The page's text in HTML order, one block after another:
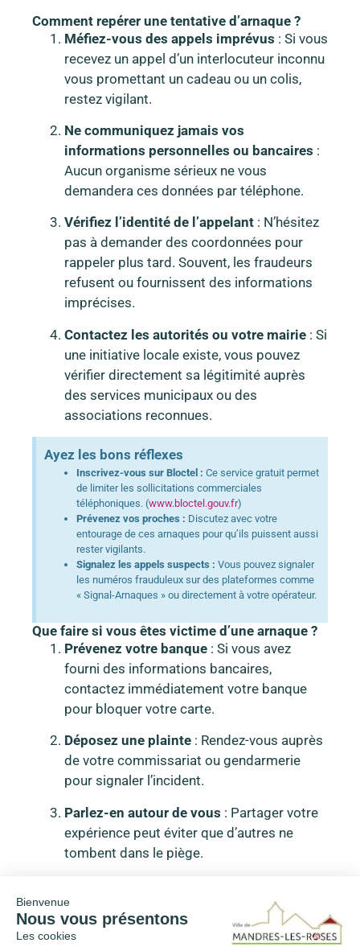
Bienvenue
Nous vous présentons
Les cookies
Comment repérer une tentative d’arnaque ?
Méfiez-vous des appels imprévus : Si vous
recevez un appel d’un interlocuteur inconnu
vous promettant un cadeau ou un colis,
restez vigilant.
Ne communiquez jamais vos
informations personnelles ou bancaires :
Aucun organisme sérieux ne vous
demandera ces données par téléphone.
Vérifiez l’identité de l’appelant : N’hésitez
pas à demander des coordonnées pour
rappeler plus tard. Souvent, les fraudeurs
refusent ou fournissent des informations
imprécises.
Contactez les autorités ou votre mairie : Si
une initiative locale existe, vous pouvez
vérifier directement sa légitimité auprès
des services municipaux ou des
associations reconnues.
Ayez les bons réflexes
Inscrivez-vous sur Bloctel : Ce service gratuit permet
de limiter les sollicitations commerciales
téléphoniques. (www.bloctel.gouv.fr)
Prévenez vos proches : Discutez avec votre
entourage de ces arnaques pour qu’ils puissent aussi
rester vigilants.
Signalez les appels suspects : Vous pouvez signaler
les numéros frauduleux sur des plateformes comme
« Signal-Arnaques » ou directement à votre opérateur.
Que faire si vous êtes victime d’une arnaque ?
Prévenez votre banque : Si vous avez
fourni des informations bancaires,
contactez immédiatement votre banque
pour bloquer votre carte.
Déposez une plainte : Rendez-vous auprès
de votre commissariat ou gendarmerie
pour signaler l’incident.
Parlez-en autour de vous : Partager votre
expérience peut éviter que d’autres ne
tombent dans le piège.
Publié le : 11/12/2024